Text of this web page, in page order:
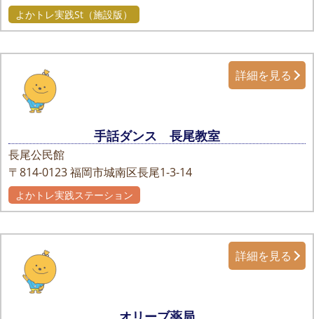
よかトレ実践St（施設版）
手話ダンス 長尾教室
長尾公民館
〒814-0123福岡市城南区長尾1-3-14
詳細を見る
よかトレ実践ステーション
詳細を見る